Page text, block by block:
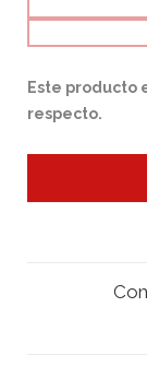
Este producto
respecto.